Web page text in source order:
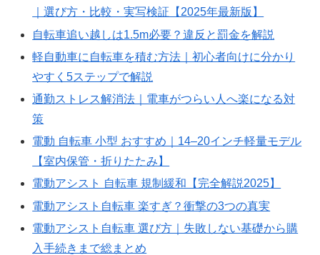
｜選び方・比較・実写検証【2025年最新版】
自転車追い越しは1.5m必要？違反と罰金を解説
軽自動車に自転車を積む方法｜初心者向けに分かり
やすく5ステップで解説
通勤ストレス解消法｜電車がつらい人へ楽になる対
策
電動 自転車 小型 おすすめ｜14–20インチ軽量モデル
【室内保管・折りたたみ】
電動アシスト 自転車 規制緩和【完全解説2025】
電動アシスト自転車 楽すぎ？衝撃の3つの真実
電動アシスト自転車 選び方｜失敗しない基礎から購
入手続きまで総まとめ